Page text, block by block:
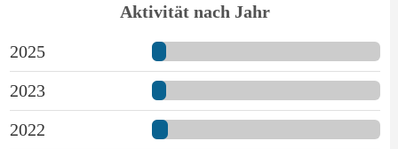
Aktivität nach Jahr
2025
2023
2022